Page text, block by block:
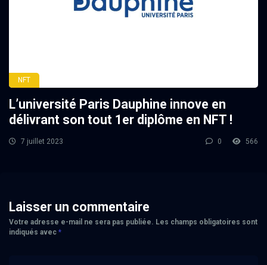
NFT
L’université Paris Dauphine innove en
délivrant son tout 1er diplôme en NFT !
7 juillet 2023 0 566
Laisser un commentaire
Votre adresse e-mail ne sera pas publiée. Les champs obligatoires sont
indiqués avec *